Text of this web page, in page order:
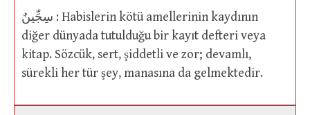
سِجِّينٌ : Habislerin kötü amellerinin kaydının
diğer dünyada tutulduğu bir kayıt defteri veya
kitap. Sözcük, sert, şiddetli ve zor; devamlı,
sürekli her tür şey, manasına da gelmektedir.